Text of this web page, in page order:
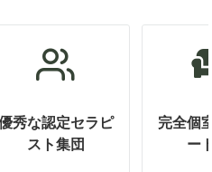
秀な認定セラピ
スト集団
完全個
ー